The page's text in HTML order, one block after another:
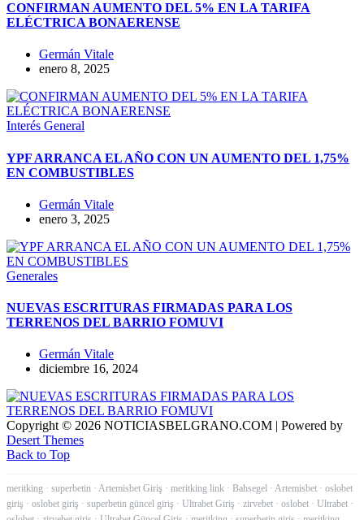
CONFIRMAN AUMENTO DEL 5% EN LA TARIFA
ELÉCTRICA BONAERENSE
Germán Vitale
enero 8, 2025
Interés General
YPF ARRANCA EL AÑO CON UN AUMENTO DEL 1,75%
EN COMBUSTIBLES
Germán Vitale
enero 3, 2025
Generales
NUEVAS ESCRITURAS FIRMADAS PARA LOS
TERRENOS DEL BARRIO FOMUVI
Germán Vitale
diciembre 16, 2024
Copyright © 2026 NOTICIASBELGRANO.COM | Powered by
Desert Themes
Back to Top
meritking · superbetin · Artemisbet Giriş · meritking link · Bahsegel · Artemisbet · oslobet
giriş · oslobet giriş · superbetin güncel giriş · Ultrabet Giriş · zirvebet · oslobet · Ultrabet ·